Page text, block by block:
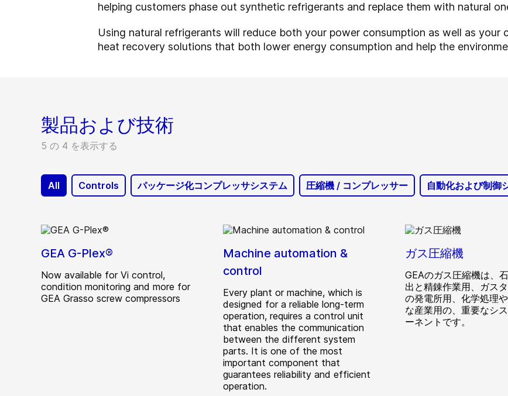
helping customers phase out synthetic refrigerants and replace them with natural
Using natural refrigerants will reduce both your power consumption as well as
heat recovery solutions that both lower energy consumption and help the
製品および技術
5 の 4 を表示する
All Controls パッケージ化コンプレッサシステム 圧縮機 / コンプレッサー 自動化および制御
GEA G-Plex®
Now available for Vi control,
condition monitoring and more for
GEA Grasso screw compressors
Machine automation &
control
Every plant or machine, which is
designed for a reliable long-term
operation, requires a control unit
that enables the communication
between the different system
parts. It is one of the most
important component that
guarantees reliability and efficient
operation.
ガス圧縮機
GEAのガス圧縮機は、
出と精錬作業用、ガス
の発電所用、化学処理
な産業用の、重要なシ
ーネントです。